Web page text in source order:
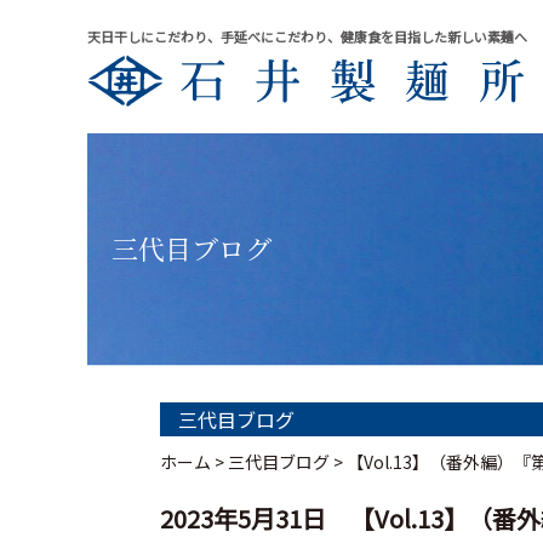
天日干しにこだわり、手延べにこだわり、健康食を目指した新しい素麺へ
三代目ブログ
三代目ブログ
ホーム > 三代目ブログ > 【Vol.13】（番外編）
2023年5月31日 【Vol.13】（番